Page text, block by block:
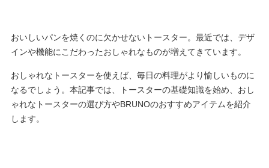
おいしいパンを焼くのに欠かせないトースター。最近では、デザ
インや機能にこだわったおしゃれなものが増えてきています。
おしゃれなトースターを使えば、毎日の料理がより愉しいものに
なるでしょう。本記事では、トースターの基礎知識を始め、おし
ゃれなトースターの選び方やBRUNOのおすすめアイテムを紹介
します。